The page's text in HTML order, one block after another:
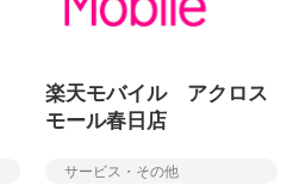
楽天モバイル アクロス
モール春日店
サービス・その他